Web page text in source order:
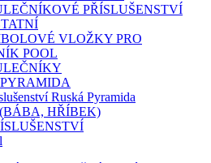
PŘÍSLUŠENSTVÍ
VLOŽKY PRO
POOL
Ruská Pyramida
HŘÍBEK)